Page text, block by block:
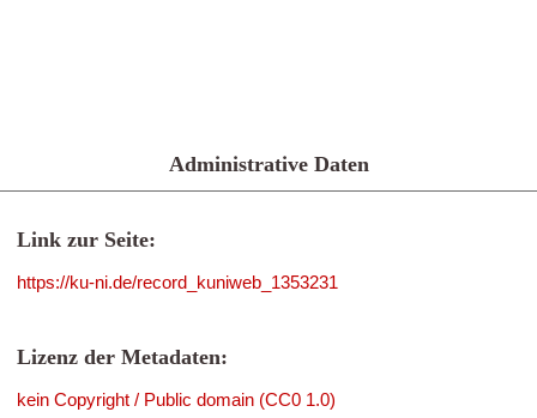
Administrative Daten
Link zur Seite:
https://ku-ni.de/record_kuniweb_1353231
Lizenz der Metadaten:
kein Copyright / Public domain (CC0 1.0)